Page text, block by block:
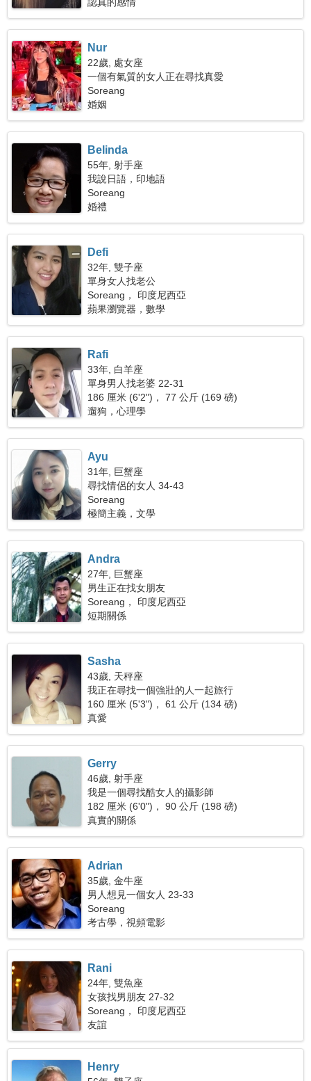
Nur
22歲, 處女座
一個有氣質的女人正在尋找真愛
Soreang
婚姻
Belinda
55年, 射手座
我說日語，印地語
Soreang
婚禮
Defi
32年, 雙子座
單身女人找老公
Soreang， 印度尼西亞
蘋果瀏覽器，數學
Rafi
33年, 白羊座
單身男人找老婆 22-31
186 厘米 (6'2")， 77 公斤 (169 磅)
遛狗，心理學
Ayu
31年, 巨蟹座
尋找情侶的女人 34-43
Soreang
極簡主義，文學
Andra
27年, 巨蟹座
男生正在找女朋友
Soreang， 印度尼西亞
短期關係
Sasha
43歲, 天秤座
我正在尋找一個強壯的人一起旅行
160 厘米 (5'3")， 61 公斤 (134 磅)
真愛
Gerry
46歲, 射手座
我是一個尋找酷女人的攝影師
182 厘米 (6'0")， 90 公斤 (198 磅)
真實的關係
Adrian
35歲, 金牛座
男人想見一個女人 23-33
Soreang
考古學，視頻電影
Rani
24年, 雙魚座
女孩找男朋友 27-32
Soreang， 印度尼西亞
友誼
Henry